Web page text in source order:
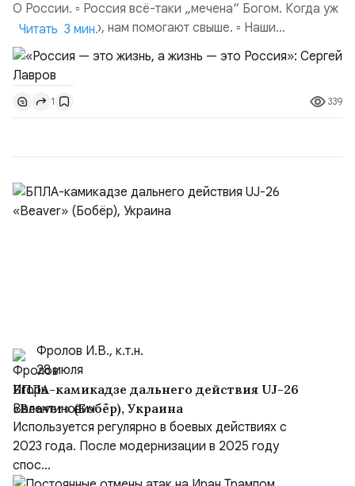
О России. ▫️ Россия всё-таки „мечена“ Богом. Когда уж
совсем тяжело, нам помогают свыше. ▫️ Наши
национальные интересы на внешней арене — в том,
чтобы мы были самостоятельной державой,
самостоятельной цивилизацией. Чтобы наши границы
были надёжно обеспечены. ▫️ Россия не сердится,
Россия сосредотачивается (цитата А. М. Горчакова...
Читать 3 мин.
1 339
Фролов И.В., к.т.н.
28 июля
БПЛА-камикадзе дальнего действия UJ-26
«Beaver» (Бобёр), Украина
Используется регулярно в боевых действиях с
2023 года. После модернизации в 2025 году
спос...